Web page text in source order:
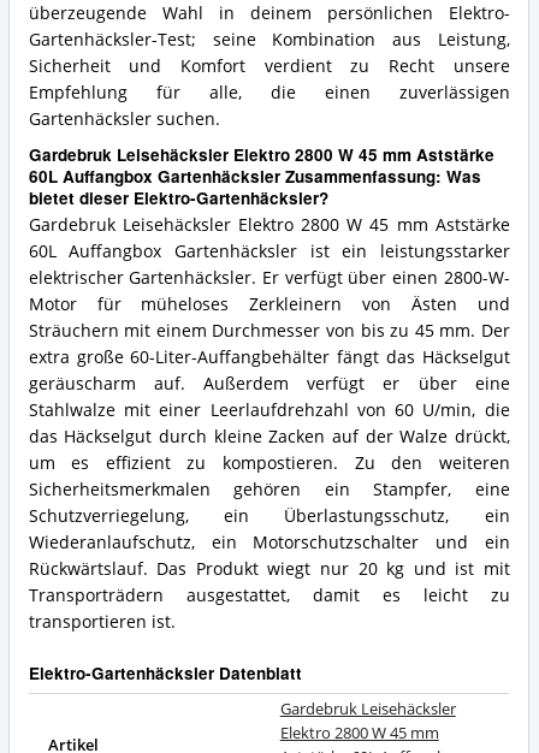
überzeugende Wahl in deinem persönlichen Elektro-
Gartenhäcksler-Test; seine Kombination aus Leistung,
Sicherheit und Komfort verdient zu Recht unsere
Empfehlung für alle, die einen zuverlässigen
Gartenhäcksler suchen.
Gardebruk Leisehäcksler Elektro 2800 W 45 mm Aststärke
60L Auffangbox Gartenhäcksler Zusammenfassung: Was
bietet dieser Elektro-Gartenhäcksler?
Gardebruk Leisehäcksler Elektro 2800 W 45 mm Aststärke
60L Auffangbox Gartenhäcksler ist ein leistungsstarker
elektrischer Gartenhäcksler. Er verfügt über einen 2800-W-
Motor für müheloses Zerkleinern von Ästen und
Sträuchern mit einem Durchmesser von bis zu 45 mm. Der
extra große 60-Liter-Auffangbehälter fängt das Häckselgut
geräuscharm auf. Außerdem verfügt er über eine
Stahlwalze mit einer Leerlaufdrehzahl von 60 U/min, die
das Häckselgut durch kleine Zacken auf der Walze drückt,
um es effizient zu kompostieren. Zu den weiteren
Sicherheitsmerkmalen gehören ein Stampfer, eine
Schutzverriegelung, ein Überlastungsschutz, ein
Wiederanlaufschutz, ein Motorschutzschalter und ein
Rückwärtslauf. Das Produkt wiegt nur 20 kg und ist mit
Transporträdern ausgestattet, damit es leicht zu
transportieren ist.
Elektro-Gartenhäcksler Datenblatt
Artikel
Gardebruk Leisehäcksler
Elektro 2800 W 45 mm